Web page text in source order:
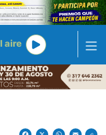
aire